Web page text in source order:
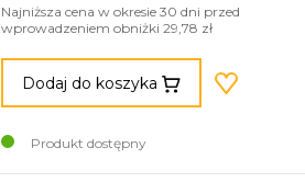
Najniższa cena w okresie 30 dni przed
wprowadzeniem obniżki 29,78 zł
Dodaj do koszyka
Produkt dostępny